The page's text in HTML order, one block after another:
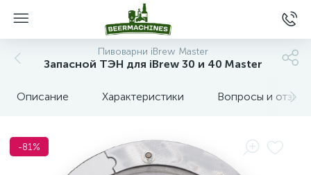
Пивоварни iBrew Master
Запасной ТЭН для iBrew 30 и 40 Master
Описание Характеристики Вопросы и отзывы
-81%